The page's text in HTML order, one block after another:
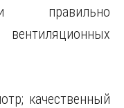
правильно
вентиляционных
качественный